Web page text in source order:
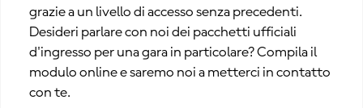
grazie a un livello di accesso senza precedenti.
Desideri parlare con noi dei pacchetti ufficiali
d'ingresso per una gara in particolare? Compila il
modulo online e saremo noi a metterci in contatto
con te.